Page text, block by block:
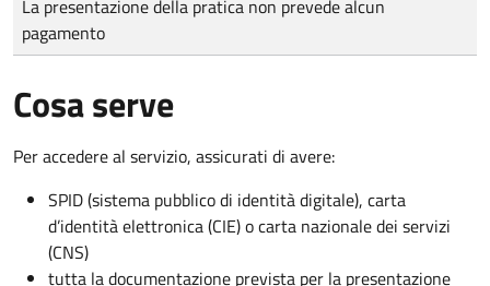
La presentazione della pratica non prevede alcun
pagamento
Cosa serve
Per accedere al servizio, assicurati di avere:
SPID (sistema pubblico di identità digitale), carta
d’identità elettronica (CIE) o carta nazionale dei servizi
(CNS)
tutta la documentazione prevista per la presentazione